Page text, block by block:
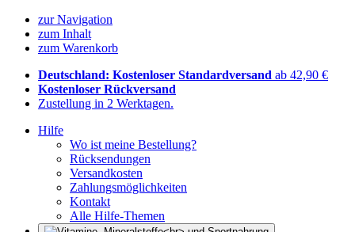
zur Navigation
zum Inhalt
zum Warenkorb
Deutschland: Kostenloser Standardversand ab 42,90 €
Kostenloser Rückversand
Zustellung in 2 Werktagen.
Hilfe
Wo ist meine Bestellung?
Rücksendungen
Versandkosten
Zahlungsmöglichkeiten
Kontakt
Alle Hilfe-Themen